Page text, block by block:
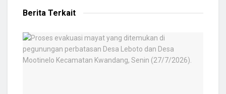
Berita Terkait